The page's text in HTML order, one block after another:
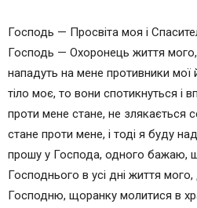
Господь — Просвіта моя і
Господь — Охоронець життя
нападуть на мене противники
тіло моє, то вони спотикнуться і
проти мене стане, не злякається
стане проти мене, і тоді я буду
прошу у Господа, одного бажаю,
Господнього в усі дні життя
Господню, щоранку молитися в